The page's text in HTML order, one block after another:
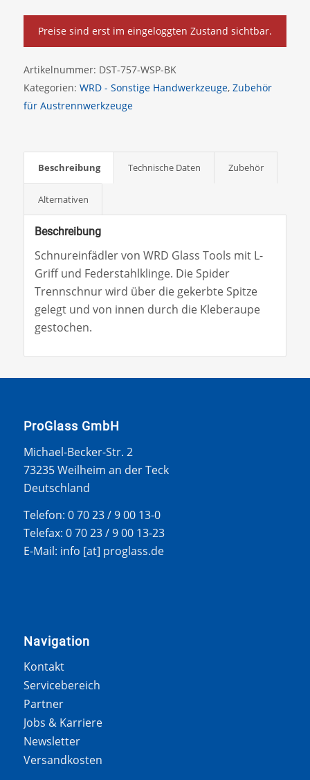
Preise sind erst im eingeloggten Zustand sichtbar.
Artikelnummer: DST-757-WSP-BK
Kategorien: WRD - Sonstige Handwerkzeuge, Zubehör
für Austrennwerkzeuge
Beschreibung Technische Daten Zubehör
Alternativen
Beschreibung
Schnureinfädler von WRD Glass Tools mit L-
Griff und Federstahlklinge. Die Spider
Trennschnur wird über die gekerbte Spitze
gelegt und von innen durch die Kleberaupe
gestochen.
ProGlass GmbH
Michael-Becker-Str. 2
73235 Weilheim an der Teck
Deutschland
Telefon: 0 70 23 / 9 00 13-0
Telefax: 0 70 23 / 9 00 13-23
E-Mail: info [at] proglass.de
Navigation
Kontakt
Servicebereich
Partner
Jobs & Karriere
Newsletter
Versandkosten